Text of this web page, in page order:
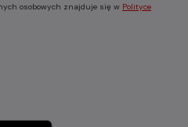
osobowych znajduje się w Polityce